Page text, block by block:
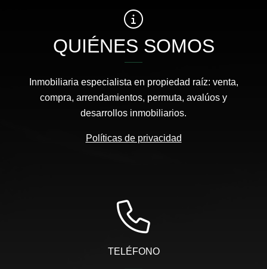
QUIÉNES SOMOS
Inmobiliaria especialista en propiedad raíz: venta,
compra, arrendamientos, permuta, avalúos y
desarrollos inmobiliarios.
Políticas de privacidad
TELÉFONO